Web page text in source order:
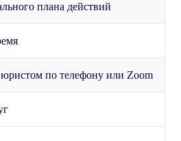
плана действий
по телефону или Zoom